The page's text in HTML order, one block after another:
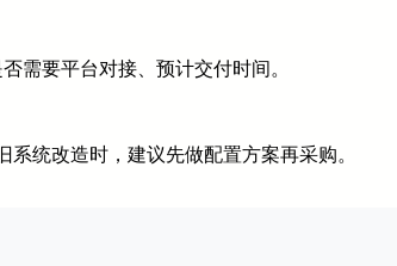
需要平台对接、预计交付时间。
统改造时，建议先做配置方案再采购。